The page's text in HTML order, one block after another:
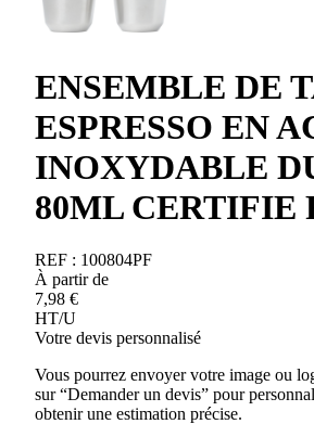
ENSEMBLE DE
ESPRESSO EN
INOXYDABLE
80ML CERTIFIE
REF : 100804PF
À partir de
7,98 €
HT/U
Votre devis personnalisé
Vous pourrez envoyer votre image ou
sur “Demander un devis” pour
obtenir une estimation précise.